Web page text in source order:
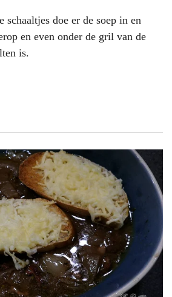
schaaltjes doe er de soep in en
en even onder de gril van de
is.